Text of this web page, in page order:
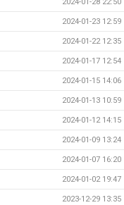
2024-01-23 12:59
2024-01-22 12:35
2024-01-17 12:54
2024-01-15 14:06
2024-01-13 10:59
2024-01-12 14:15
2024-01-09 13:24
2024-01-07 16:20
2024-01-02 19:47
2023-12-29 13:35